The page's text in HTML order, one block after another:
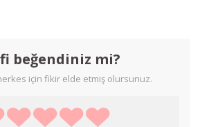
beğendiniz mi?
için fikir elde etmiş olursunuz.